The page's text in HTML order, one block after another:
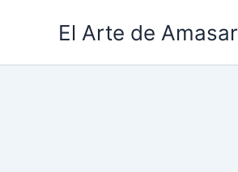
El Arte de Amasar